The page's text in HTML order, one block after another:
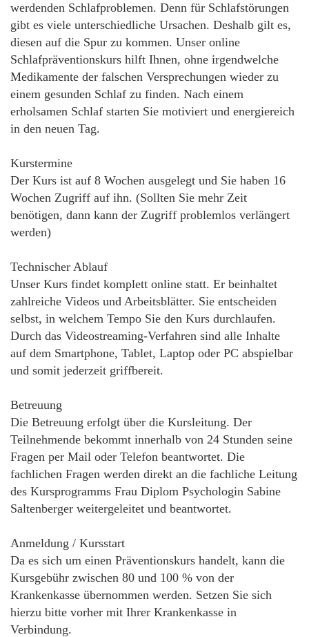
werdenden Schlafproblemen. Denn für Schlafstörungen
gibt es viele unterschiedliche Ursachen. Deshalb gilt es,
diesen auf die Spur zu kommen. Unser online
Schlafpräventionskurs hilft Ihnen, ohne irgendwelche
Medikamente der falschen Versprechungen wieder zu
einem gesunden Schlaf zu finden. Nach einem
erholsamen Schlaf starten Sie motiviert und energiereich
in den neuen Tag.
Kurstermine
Der Kurs ist auf 8 Wochen ausgelegt und Sie haben 16
Wochen Zugriff auf ihn. (Sollten Sie mehr Zeit
benötigen, dann kann der Zugriff problemlos verlängert
werden)
Technischer Ablauf
Unser Kurs findet komplett online statt. Er beinhaltet
zahlreiche Videos und Arbeitsblätter. Sie entscheiden
selbst, in welchem Tempo Sie den Kurs durchlaufen.
Durch das Videostreaming-Verfahren sind alle Inhalte
auf dem Smartphone, Tablet, Laptop oder PC abspielbar
und somit jederzeit griffbereit.
Betreuung
Die Betreuung erfolgt über die Kursleitung. Der
Teilnehmende bekommt innerhalb von 24 Stunden seine
Fragen per Mail oder Telefon beantwortet. Die
fachlichen Fragen werden direkt an die fachliche Leitung
des Kursprogramms Frau Diplom Psychologin Sabine
Saltenberger weitergeleitet und beantwortet.
Anmeldung / Kursstart
Da es sich um einen Präventionskurs handelt, kann die
Kursgebühr zwischen 80 und 100 % von der
Krankenkasse übernommen werden. Setzen Sie sich
hierzu bitte vorher mit Ihrer Krankenkasse in
Verbindung.